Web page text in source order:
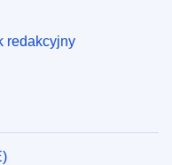
redakcyjny